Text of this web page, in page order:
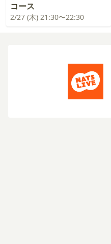
コース
2/27 (木) 21:30〜22:30